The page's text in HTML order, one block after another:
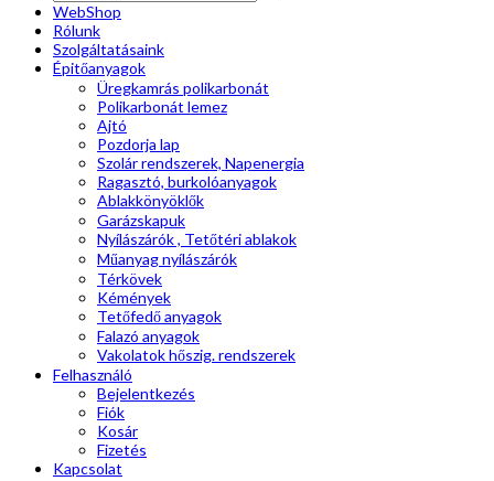
WebShop
Rólunk
Szolgáltatásaink
Épitőanyagok
Üregkamrás polikarbonát
Polikarbonát lemez
Ajtó
Pozdorja lap
Szolár rendszerek, Napenergia
Ragasztó, burkolóanyagok
Ablakkönyöklők
Garázskapuk
Nyílászárók , Tetőtéri ablakok
Műanyag nyílászárók
Térkövek
Kémények
Tetőfedő anyagok
Falazó anyagok
Vakolatok hőszig. rendszerek
Felhasználó
Bejelentkezés
Fiók
Kosár
Fizetés
Kapcsolat